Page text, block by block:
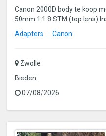
Canon 2000D body te koop
50mm 1:1.8 STM (top lens)
Adapters
Canon
Zwolle
Bieden
07/08/2026